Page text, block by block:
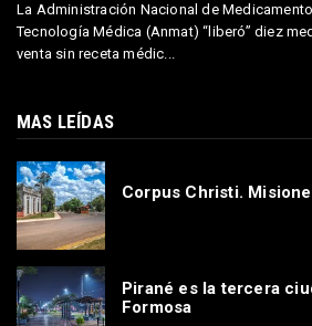
La Administración Nacional de
Tecnología Médica (Anmat) “liberó” diez
venta sin receta médic...
MAS LEÍDAS
Corpus Christi.
Pirané es la tercera
Formosa